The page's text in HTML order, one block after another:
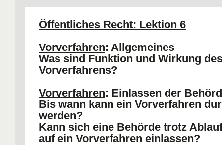
statthafte Klageart oder
(-).
3) Folge: Wenn teilbar = "isolierte
Wenn nicht teilbar = Umdeutung
Verpflichtungklage.
II.RMK Nebenbestimmung
1) RGL: § 36 I (1. oder 2. Alt/ bes § 5
II VwVfG.
2) Formelle RMK: Insb §§ 38, 37, 39
3) Materielle RMK: RGL (bei Abs I)
Ermessen (bei Abs II).
BeachteKopplungsverbot, § 36 III
Öffentliches Recht: Lektion 6
Vorverfahren: Allgemeines
Was sind Funktion und Wirkung des
Vorverfahrens?
Vorverfahren: Einlassen der
Bis wann kann ein Vorverfahren
werden?
Kann sich eine Behörde trotz
auf ein Vorverfahren einlassen?